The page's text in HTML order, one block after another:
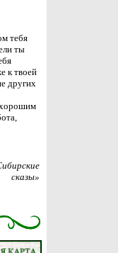
тебя
ты
к твоей
других
хорошим
сказы»